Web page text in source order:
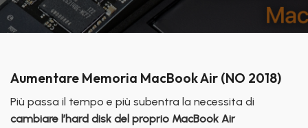
Aumentare Memoria MacBook Air (NO 2018)
Più passa il tempo e più subentra la necessita di
cambiare l’hard disk del proprio MacBook Air